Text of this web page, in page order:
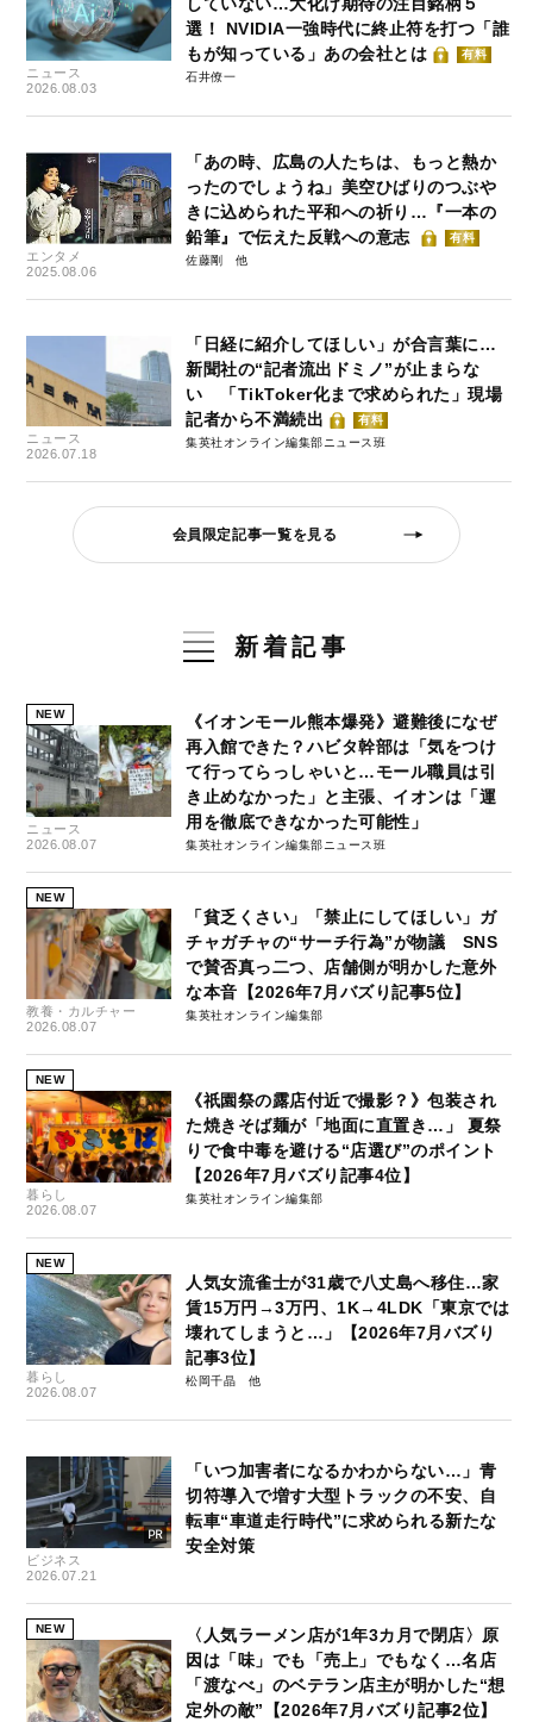
ニュース
2026.08.03
選！ NVIDIA一強時代に終止符を打つ「誰
もが知っている」あの会社とは
有料
石井僚一
エンタメ
2025.08.06
「あの時、広島の人たちは、もっと熱か
ったのでしょうね」美空ひばりのつぶや
きに込められた平和への祈り…『一本の
鉛筆』で伝えた反戦への意志
有料
佐藤剛
ニュース
2026.07.18
「日経に紹介してほしい」が合言葉に…
新聞社の“記者流出ドミノ”が止まらな
い 「TikToker化まで求められた」現場
記者から不満続出
有料
集英社オンライン編集部ニュース班
会員限定記事一覧を見る
新着記事
NEW
ニュース
2026.08.07
《イオンモール熊本爆発》避難後になぜ
再入館できた？ハビタ幹部は「気をつけ
て行ってらっしゃいと…モール職員は引
き止めなかった」と主張、イオンは「運
用を徹底できなかった可能性」
集英社オンライン編集部ニュース班
NEW
教養・カルチャー
2026.08.07
「貧乏くさい」「禁止にしてほしい」ガ
チャガチャの“サーチ行為”が物議 SNS
で賛否真っ二つ、店舗側が明かした意外
な本音【2026年7月バズり記事5位】
集英社オンライン編集部
NEW
暮らし
2026.08.07
《祇園祭の露店付近で撮影？》包装され
た焼きそば麺が「地面に直置き…」 夏祭
りで食中毒を避ける“店選び”のポイント
【2026年7月バズり記事4位】
集英社オンライン編集部
NEW
暮らし
2026.08.07
人気女流雀士が31歳で八丈島へ移住…家
賃15万円→3万円、1K→4LDK「東京では
壊れてしまうと…」【2026年7月バズり
記事3位】
松岡千晶
ビジネス
2026.07.21
「いつ加害者になるかわからない…」青
切符導入で増す大型トラックの不安、自
転車“車道走行時代”に求められる新たな
安全対策
NEW
〈人気ラーメン店が1年3カ月で閉店〉原
因は「味」でも「売上」でもなく…名店
「渡なべ」のベテラン店主が明かした“想
定外の敵”【2026年7月バズり記事2位】